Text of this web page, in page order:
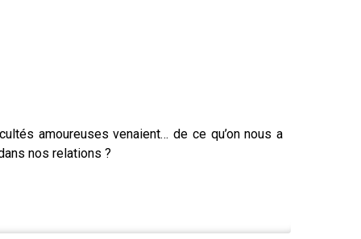
amoureuses venaient… de ce qu’on nous a
nos relations ?